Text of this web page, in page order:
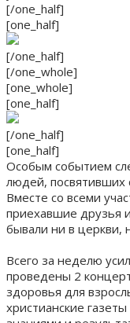
[/one_half]
[one_half]
[/one_half]
[/one_whole]
[one_whole]
[one_half]
[/one_half]
[one_half]
Особым событием
людей, посвятивших
Вместе со всеми
приехавшие друзья
бывали ни в церкви,
Всего за неделю
проведены 2
здоровья для
христианские